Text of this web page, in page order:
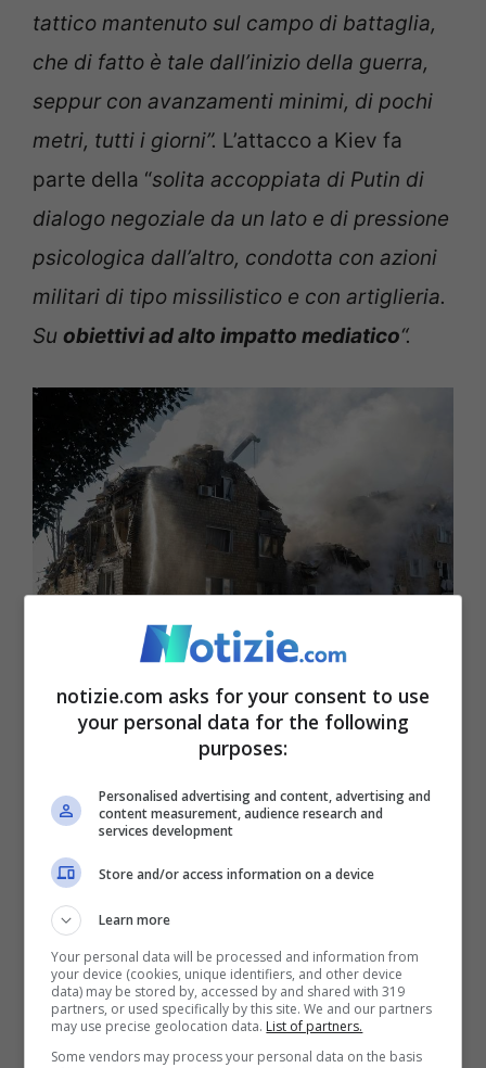
tattico mantenuto sul campo di battaglia,
che di fatto è tale dall’inizio della guerra,
seppur con avanzamenti minimi, di pochi
metri, tutti i giorni”. L’attacco a Kiev fa
parte della “solita accoppiata di Putin di
dialogo negoziale da un lato e di pressione
psicologica dall’altro, condotta con azioni
militari di tipo missilistico e con artiglieria.
Su obiettivi ad alto impatto mediatico“.
Guerra in Ucraina: qual è la strategia di Putin (Ansa Foto) –
E le reazioni internazionali di condanna al
raid sulla capitale ucraina, dimostrano a
Putin di aver ragione. Lo stesso Donald
Trump, dopo il vertice in Alaska di
Ferragosto, ha contestato il modo di agire
del Cremlino.
notizie.com asks for your consent to use
your personal data for the following
purposes:
Personalised advertising and content, advertising and
content measurement, audience research and
services development
Store and/or access information on a device
Learn more
Your personal data will be processed and information from
your device (cookies, unique identifiers, and other device
data) may be stored by, accessed by and shared with 319
partners, or used specifically by this site. We and our partners
may use precise geolocation data. List of partners.
Some vendors may process your personal data on the basis